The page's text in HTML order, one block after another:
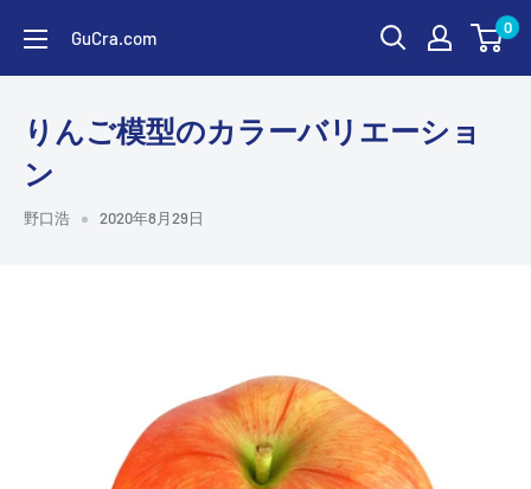
テ
GuCra.com 0
りんご模型のカラーバリエーショ
ン
野口浩 2020年8月29日